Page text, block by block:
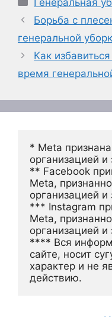
Генеральная
Борьба с
генеральной
Как
время
* Meta
организацией
** Facebook
Meta,
организацией
*** Instagram
Meta,
организацией
**** Вся
сайте, носит
характер и не
действию.